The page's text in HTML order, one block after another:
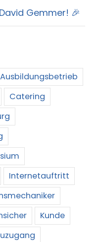
Gemmer! 🎉
Ausbildungsbetrieb
Catering
Internetauftritt
Kunde